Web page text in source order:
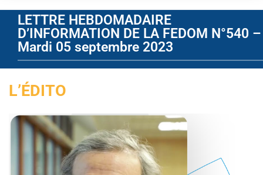
LETTRE HEBDOMADAIRE
D’INFORMATION DE LA FEDOM N°540 –
Mardi 05 septembre 2023
L’ÉDITO